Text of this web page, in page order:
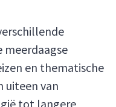
meerdaagse
en thematische
uiteen van
tot langere